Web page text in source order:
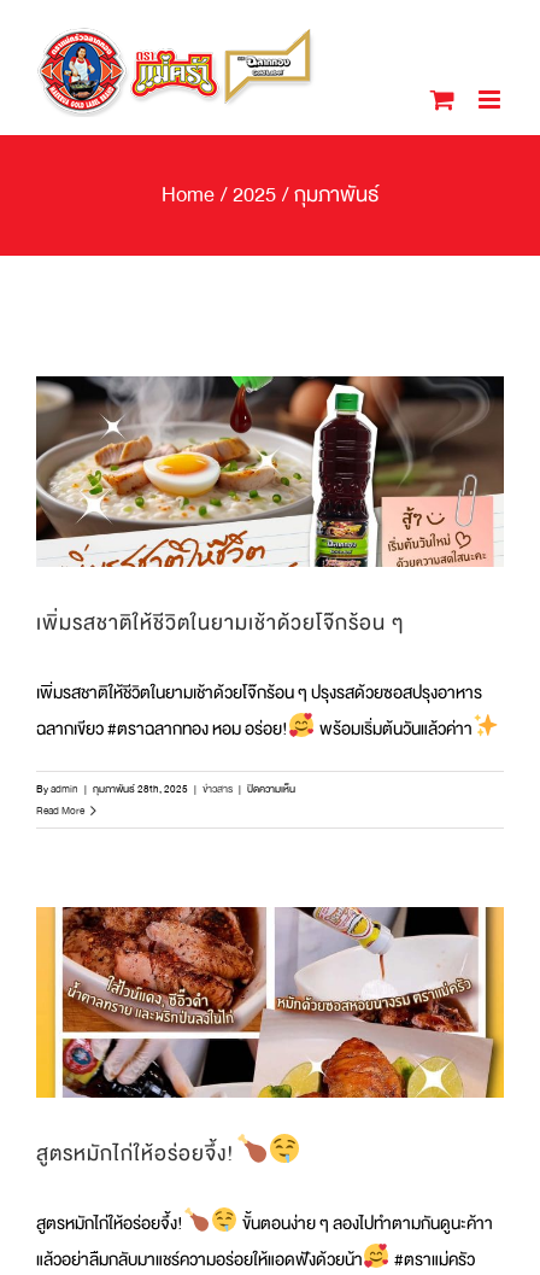
content
Home/2025/กุมภาพันธ์
เพิ่มรสชาติให้ชีวิตในยามเช้าด้วยโจ๊กร้อน ๆ
เพิ่มรสชาติให้ชีวิตในยามเช้าด้วยโจ๊กร้อน ๆ ปรุงรสด้วยซอสปรุงอาหาร
ฉลากเขียว #ตราฉลากทอง หอม อร่อย!
พร้อมเริ่มต้นวันแล้วค่าา
Byadmin | กุมภาพันธ์ 28th, 2025 | ข่าวสาร | ปิดความเห็นบน
รสชาติ
ยาม
ด้วย
โจ๊ก
ร้อน
ๆ
Read More
สูตรหมักไก่ให้อร่อยจึ้ง!
สูตรหมักไก่ให้อร่อยจึ้ง!
ขั้นตอนง่าย ๆ ลองไปทำตามกันดูนะค้าา
แล้วอย่าลืมกลับมาแชร์ความอร่อยให้แอดฟังด้วยน้า
#ตราแม่ครัว